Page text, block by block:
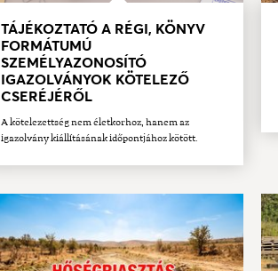
TÁJÉKOZTATÓ A RÉGI, KÖNYV
FORMÁTUMÚ
SZEMÉLYAZONOSÍTÓ
IGAZOLVÁNYOK KÖTELEZŐ
CSERÉJÉRŐL
A kötelezettség nem életkorhoz, hanem az
igazolvány kiállításának időpontjához kötött.